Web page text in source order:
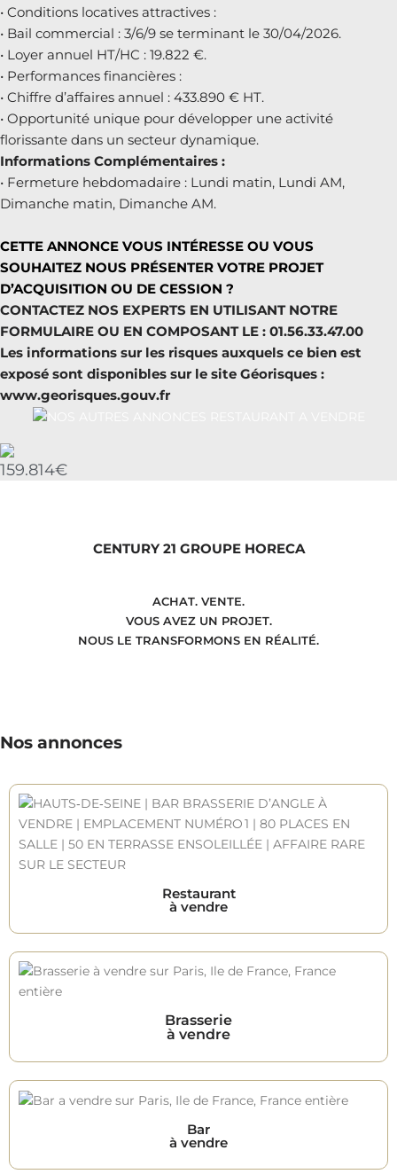
• Conditions locatives attractives :
• Bail commercial : 3/6/9 se terminant le 30/04/2026.
• Loyer annuel HT/HC : 19.822 €.
• Performances financières :
• Chiffre d’affaires annuel : 433.890 € HT.
• Opportunité unique pour développer une activité
florissante dans un secteur dynamique.
Informations Complémentaires :
• Fermeture hebdomadaire : Lundi matin, Lundi AM,
Dimanche matin, Dimanche AM.
CETTE ANNONCE VOUS INTÉRESSE OU VOUS
SOUHAITEZ NOUS PRÉSENTER VOTRE PROJET
D’ACQUISITION OU DE CESSION ?
CONTACTEZ NOS EXPERTS EN UTILISANT NOTRE
FORMULAIRE OU EN COMPOSANT LE : 01.56.33.47.00
Les informations sur les risques auxquels ce bien est
exposé sont disponibles sur le site Géorisques :
www.georisques.gouv.fr
159.814€
CENTURY 21 GROUPE HORECA
ACHAT. VENTE.
VOUS AVEZ UN PROJET.
NOUS LE TRANSFORMONS EN RÉALITÉ.
Nos annonces
Restaurant
à vendre
Brasserie
à vendre
Bar
à vendre